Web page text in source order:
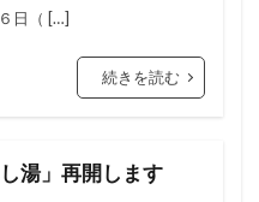
日（ […]
続きを読む
湯」再開します